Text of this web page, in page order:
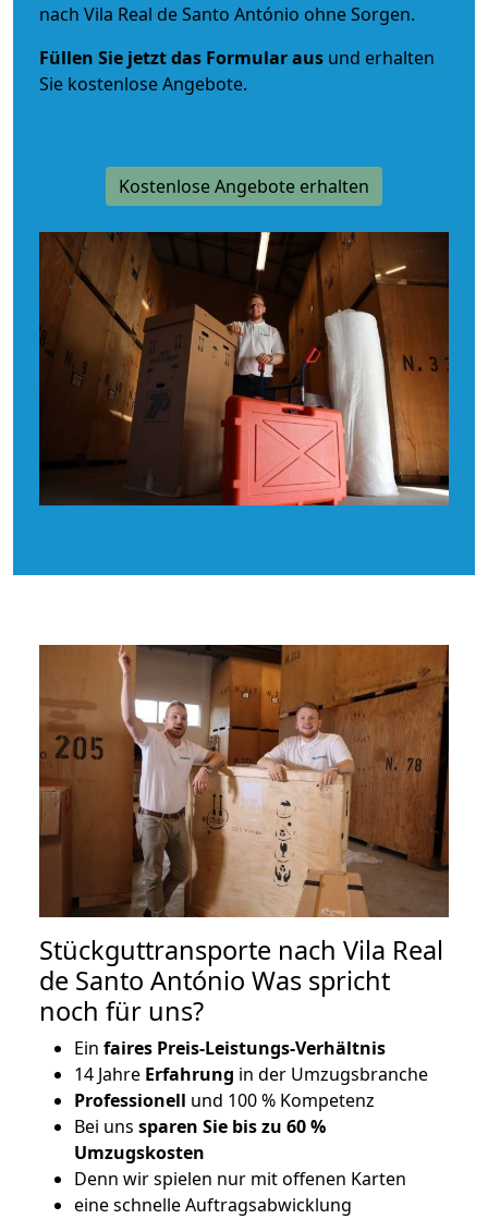
nach Vila Real de Santo António ohne Sorgen.
Füllen Sie jetzt das Formular aus und erhalten
Sie kostenlose Angebote.
Kostenlose Angebote erhalten
Stückguttransporte nach Vila Real
de Santo António Was spricht
noch für uns?
Ein faires Preis-Leistungs-Verhältnis
14 Jahre Erfahrung in der Umzugsbranche
Professionell und 100 % Kompetenz
Bei uns sparen Sie bis zu 60 %
Umzugskosten
Denn wir spielen nur mit offenen Karten
eine schnelle Auftragsabwicklung